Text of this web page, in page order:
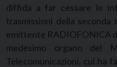
diffida a far cessare le
trasmissioni della
emittente RADIOFONICA
medesimo organo del
Telecomunicazioni, cui ha